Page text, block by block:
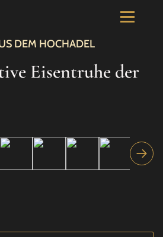
DEM HOCHADEL
Eisentruhe der